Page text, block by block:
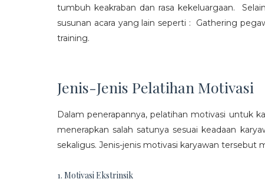
tumbuh keakraban dan rasa kekeluargaan.
susunan acara yang lain seperti : Gathering
training.
Jenis-Jenis Pelatihan Motivasi
Dalam penerapannya, pelatihan motivasi untuk
menerapkan salah satunya sesuai keadaan
sekaligus. Jenis-jenis motivasi karyawan tersebut
1. Motivasi Ekstrinsik